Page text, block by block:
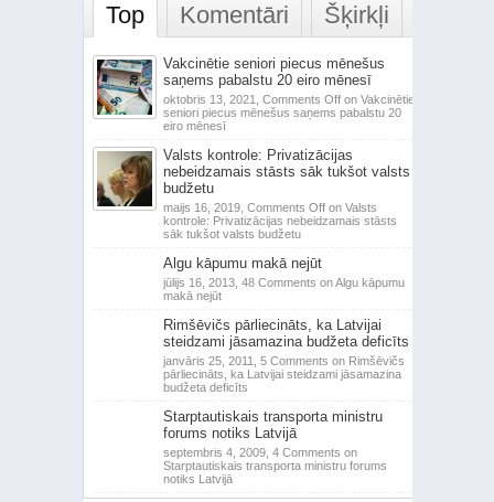
Top Komentāri Šķirkļi
Vakcinētie seniori piecus mēnešus
saņems pabalstu 20 eiro mēnesī
oktobris 13, 2021, Comments Offon Vakcinētie
seniori piecus mēnešus saņems pabalstu 20
eiro mēnesī
Valsts kontrole: Privatizācijas
nebeidzamais stāsts sāk tukšot valsts
budžetu
maijs 16, 2019, Comments Offon Valsts
kontrole: Privatizācijas nebeidzamais stāsts
sāk tukšot valsts budžetu
Algu kāpumu makā nejūt
jūlijs 16, 2013, 48 Comments on Algu kāpumu
makā nejūt
Rimšēvičs pārliecināts, ka Latvijai
steidzami jāsamazina budžeta deficīts
janvāris 25, 2011, 5 Comments on Rimšēvičs
pārliecināts, ka Latvijai steidzami jāsamazina
budžeta deficīts
Starptautiskais transporta ministru
forums notiks Latvijā
septembris 4, 2009, 4 Comments on
Starptautiskais transporta ministru forums
notiks Latvijā